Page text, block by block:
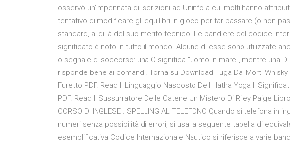
osservò un’impennata di iscrizioni ad Uninfo a cui molti hanno
tentativo di modificare gli equilibri in gioco per far passare (o non
standard, al di là del suo merito tecnico. Le bandiere del codice
significato è noto in tutto il mondo. Alcune di esse sono utilizzate
o segnale di soccorso: una O significa "uomo in mare", mentre una D
risponde bene ai comandi. Torna su Download Fuga Dai Morti Whisky
Furetto PDF. Read Il Linguaggio Nascosto Dell Hatha Yoga Il
PDF. Read Il Sussurratore Delle Catene Un Mistero Di Riley Paige Libro
CORSO DI INGLESE . SPELLING AL TELEFONO Quando si telefona
numeri senza possibilità di errori, si usa la seguente tabella di
esemplificativa Codice Internazionale Nautico si riferisce a varie